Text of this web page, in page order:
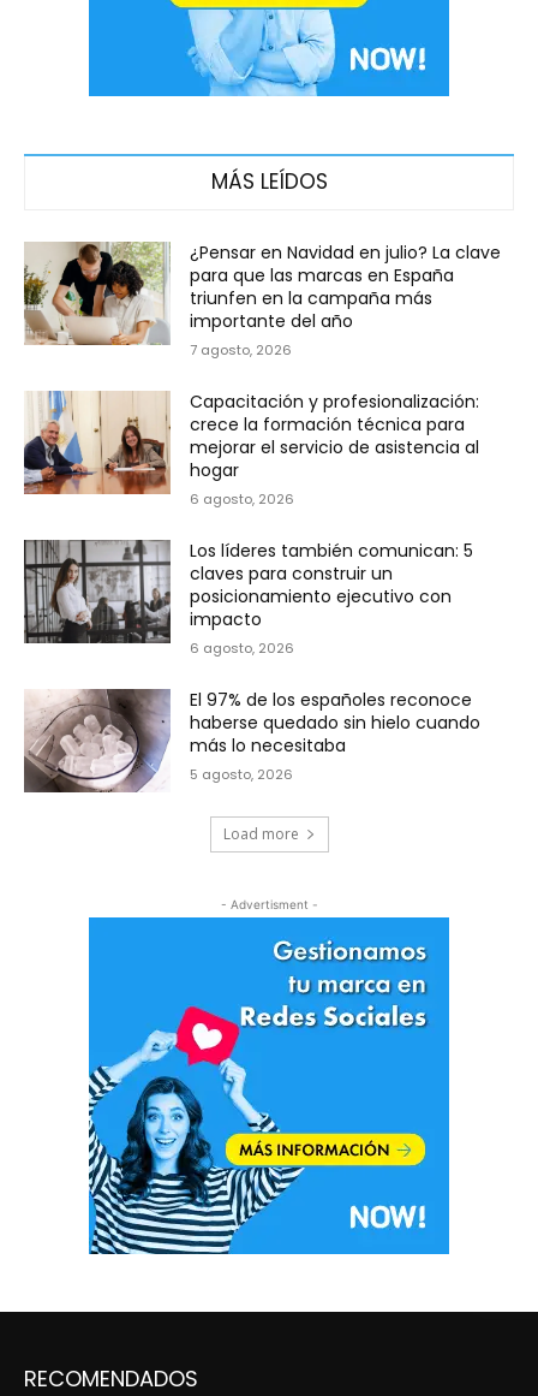
MÁS LEÍDOS
¿Pensar en Navidad en julio? La clave
para que las marcas en España
triunfen en la campaña más
importante del año
7 agosto, 2026
Capacitación y profesionalización:
crece la formación técnica para
mejorar el servicio de asistencia al
hogar
6 agosto, 2026
Los líderes también comunican: 5
claves para construir un
posicionamiento ejecutivo con
impacto
6 agosto, 2026
El 97% de los españoles reconoce
haberse quedado sin hielo cuando
más lo necesitaba
5 agosto, 2026
Load more
- Advertisment -
RECOMENDADOS